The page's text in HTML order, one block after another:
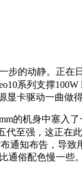
动静。正在
系列支撑
显卡驱动一曲做得
机身中塞入
至强，这正
通知布告，导
通俗配色慢一些。